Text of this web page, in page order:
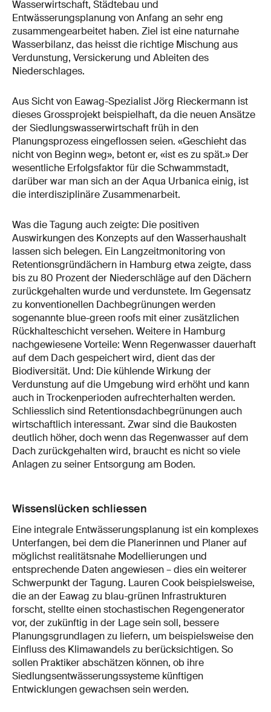
Wasserwirtschaft, Städtebau und
Entwässerungsplanung von Anfang an sehr eng
zusammengearbeitet haben. Ziel ist eine naturnahe
Wasserbilanz, das heisst die richtige Mischung aus
Verdunstung, Versickerung und Ableiten des
Niederschlages.
Aus Sicht von Eawag-Spezialist Jörg Rieckermann ist
dieses Grossprojekt beispielhaft, da die neuen Ansätze
der Siedlungswasserwirtschaft früh in den
Planungsprozess eingeflossen seien. «Geschieht das
nicht von Beginn weg», betont er, «ist es zu spät.» Der
wesentliche Erfolgsfaktor für die Schwammstadt,
darüber war man sich an der Aqua Urbanica einig, ist
die interdisziplinäre Zusammenarbeit.
Was die Tagung auch zeigte: Die positiven
Auswirkungen des Konzepts auf den Wasserhaushalt
lassen sich belegen. Ein Langzeitmonitoring von
Retentionsgründächern in Hamburg etwa zeigte, dass
bis zu 80 Prozent der Niederschläge auf den Dächern
zurückgehalten wurde und verdunstete. Im Gegensatz
zu konventionellen Dachbegrünungen werden
sogenannte blue-green roofs mit einer zusätzlichen
Rückhalteschicht versehen. Weitere in Hamburg
nachgewiesene Vorteile: Wenn Regenwasser dauerhaft
auf dem Dach gespeichert wird, dient das der
Biodiversität. Und: Die kühlende Wirkung der
Verdunstung auf die Umgebung wird erhöht und kann
auch in Trockenperioden aufrechterhalten werden.
Schliesslich sind Retentionsdachbegrünungen auch
wirtschaftlich interessant. Zwar sind die Baukosten
deutlich höher, doch wenn das Regenwasser auf dem
Dach zurückgehalten wird, braucht es nicht so viele
Anlagen zu seiner Entsorgung am Boden.
Wissenslücken schliessen
Eine integrale Entwässerungsplanung ist ein komplexes
Unterfangen, bei dem die Planerinnen und Planer auf
möglichst realitätsnahe Modellierungen und
entsprechende Daten angewiesen – dies ein weiterer
Schwerpunkt der Tagung. Lauren Cook beispielsweise,
die an der Eawag zu blau-grünen Infrastrukturen
forscht, stellte einen stochastischen Regengenerator
vor, der zukünftig in der Lage sein soll, bessere
Planungsgrundlagen zu liefern, um beispielsweise den
Einfluss des Klimawandels zu berücksichtigen. So
sollen Praktiker abschätzen können, ob ihre
Siedlungsentwässerungssysteme künftigen
Entwicklungen gewachsen sein werden.